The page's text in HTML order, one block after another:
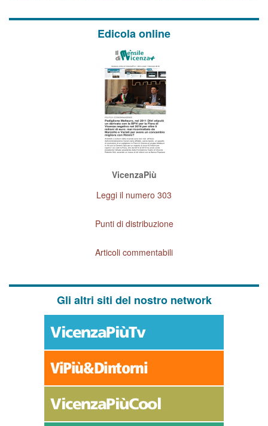
Edicola online
VicenzaPiù
Leggi il numero 303
Punti di distribuzione
Articoli commentabili
Gli altri siti del nostro network